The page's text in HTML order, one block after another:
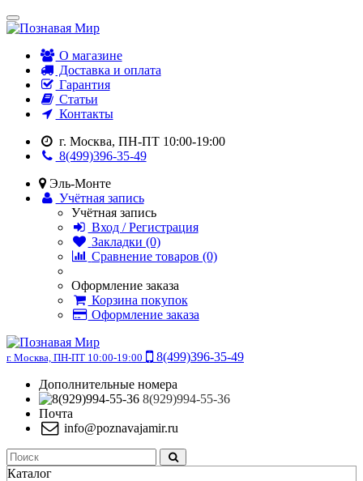
О магазине
Доставка и оплата
Гарантия
Статьи
Контакты
г. Москва, ПН-ПТ 10:00-19:00
8(499)396-35-49
Эль-Монте
Учётная запись
Учётная запись
Вход / Регистрация
Закладки (0)
Сравнение товаров (0)
Оформление заказа
Корзина покупок
Оформление заказа
г. Москва, ПН-ПТ 10:00-19:00
8(499)396-35-49
Дополнительные номера
8(929)994-55-36
Почта
info@poznavajamir.ru
Каталог